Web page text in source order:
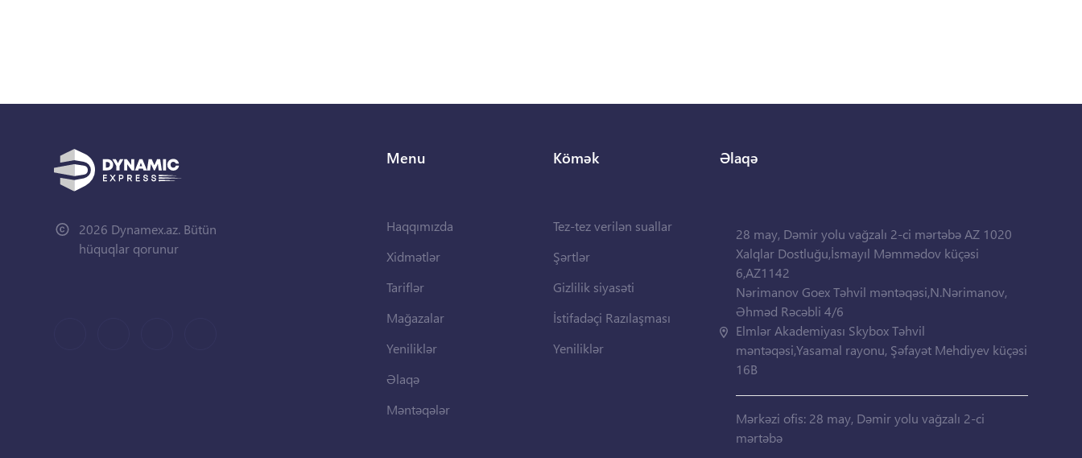
2026 Dynamex.az. Bütün
hüquqlar qorunur
Menu
Haqqımızda
Xidmətlər
Tariflər
Mağazalar
Yeniliklər
Əlaqə
Məntəqələr
Kömək
Tez-tez verilən suallar
Şərtlər
Gizlilik siyasəti
İstifadəçi Razılaşması
Yeniliklər
Əlaqə
28 may, Dəmir yolu vağzalı 2-ci mərtəbə AZ 1020
Xalqlar Dostluğu,İsmayıl Məmmədov küçəsi
6,AZ1142
Nərimanov Goex Təhvil məntəqəsi,N.Nərimanov,
Əhməd Rəcəbli 4/6
Elmlər Akademiyası Skybox Təhvil
məntəqəsi,Yasamal rayonu, Şəfayət Mehdiyev küçəsi
16B
Mərkəzi ofis: 28 may, Dəmir yolu vağzalı 2-ci
mərtəbə